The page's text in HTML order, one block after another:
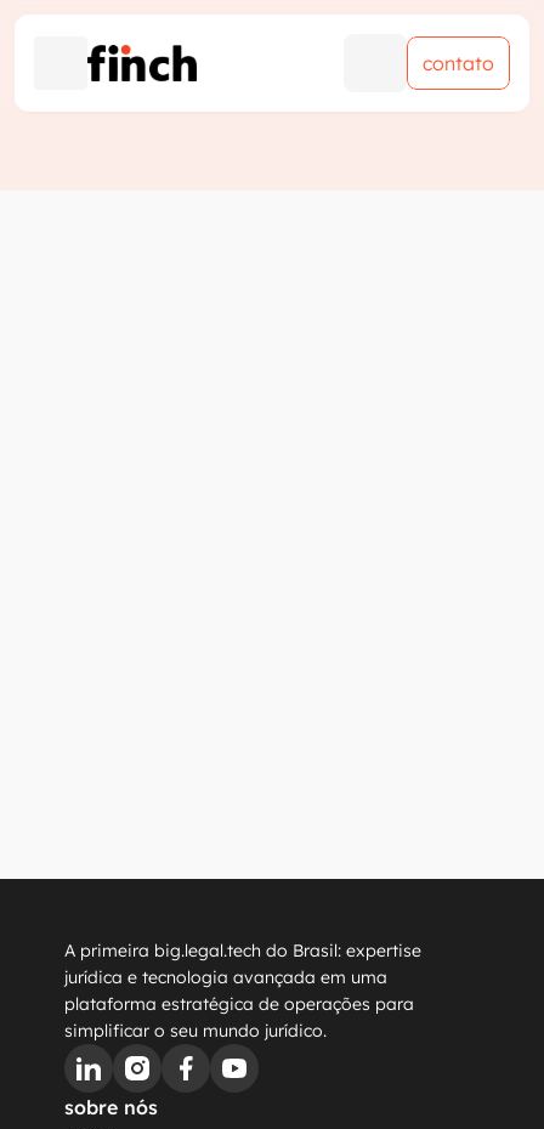
contato
contato
A primeira big.legal.tech do Brasil: expertise
jurídica e tecnologia avançada em uma
plataforma estratégica de operações para
simplificar o seu mundo jurídico.
sobre nós